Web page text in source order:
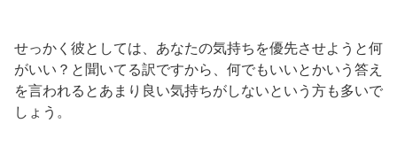
せっかく彼としては、あなたの気持ちを優先させようと何
がいい？と聞いてる訳ですから、何でもいいとかいう答え
を言われるとあまり良い気持ちがしないという方も多いで
しょう。